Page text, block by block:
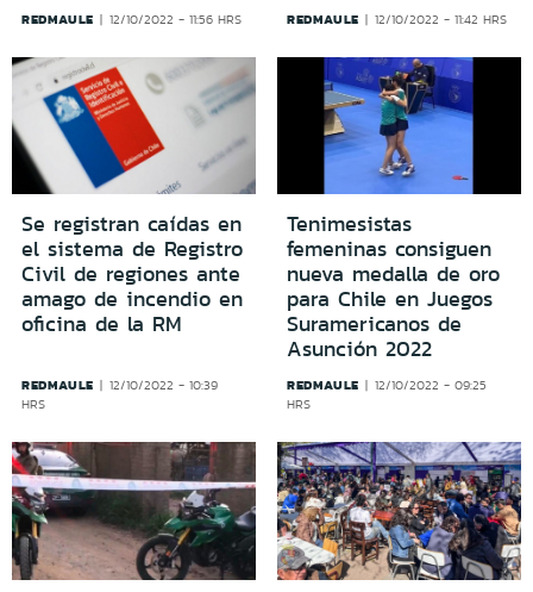
REDMAULE 12/10/2022 - 11:56 HRS REDMAULE 12/10/2022 - 11:42 HRS
Se registran caídas en
el sistema de Registro
Civil de regiones ante
amago de incendio en
oficina de la RM
REDMAULE
12/10/2022 - 10:39
HRS
Tenimesistas
femeninas consiguen
nueva medalla de oro
para Chile en Juegos
Suramericanos de
Asunción 2022
REDMAULE
12/10/2022 - 09:25
HRS